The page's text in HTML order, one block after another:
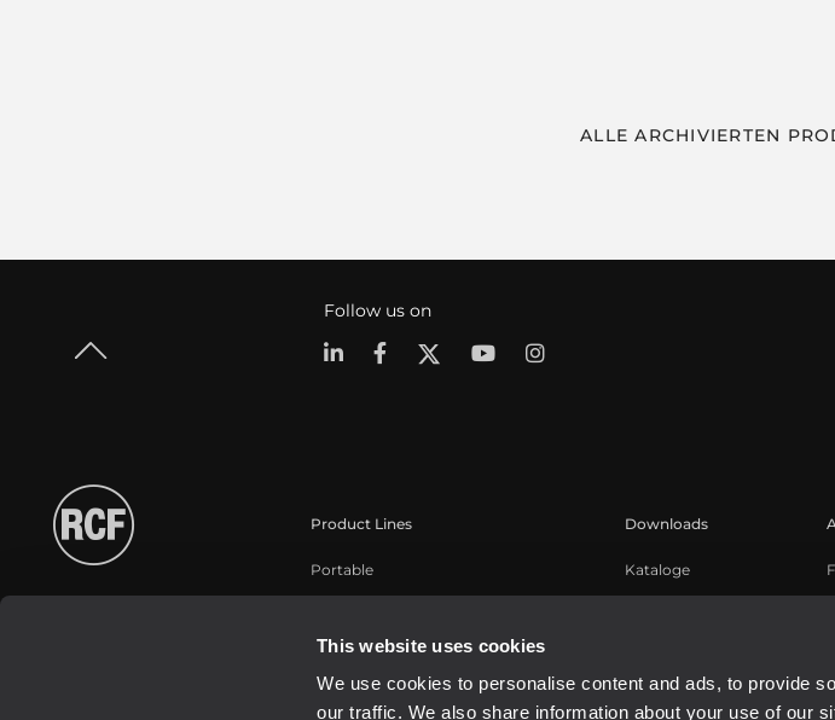
This website uses cookies
We use cookies to personalise content and ads, to provide
our traffic. We also share information about your use of our
ALLE ARCHIVIERTEN
Follow us on
Product Lines
Portable
Touring
Schallwandler / Transducer
Downloads
Kataloge
Software